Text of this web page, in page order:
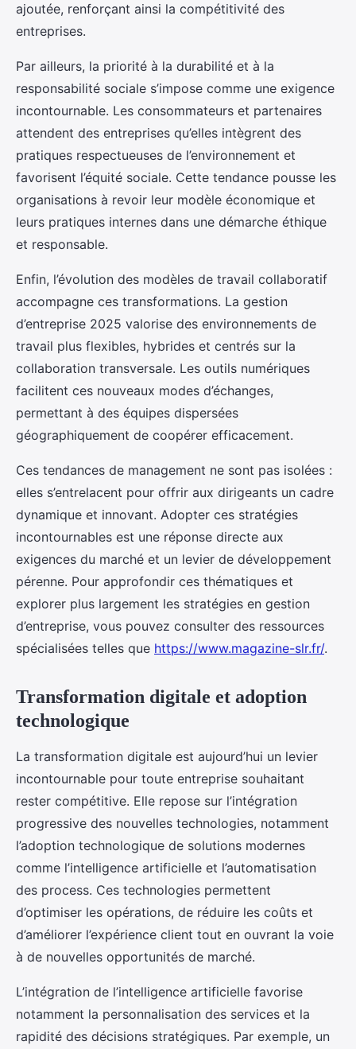
ajoutée, renforçant ainsi la compétitivité des
entreprises.
Par ailleurs, la priorité à la durabilité et à la
responsabilité sociale s’impose comme une exigence
incontournable. Les consommateurs et partenaires
attendent des entreprises qu’elles intègrent des
pratiques respectueuses de l’environnement et
favorisent l’équité sociale. Cette tendance pousse les
organisations à revoir leur modèle économique et
leurs pratiques internes dans une démarche éthique
et responsable.
Enfin, l’évolution des modèles de travail collaboratif
accompagne ces transformations. La gestion
d’entreprise 2025 valorise des environnements de
travail plus flexibles, hybrides et centrés sur la
collaboration transversale. Les outils numériques
facilitent ces nouveaux modes d’échanges,
permettant à des équipes dispersées
géographiquement de coopérer efficacement.
Ces tendances de management ne sont pas isolées :
elles s’entrelacent pour offrir aux dirigeants un cadre
dynamique et innovant. Adopter ces stratégies
incontournables est une réponse directe aux
exigences du marché et un levier de développement
pérenne. Pour approfondir ces thématiques et
explorer plus largement les stratégies en gestion
d’entreprise, vous pouvez consulter des ressources
spécialisées telles que https://www.magazine-slr.fr/.
Transformation digitale et adoption
technologique
La transformation digitale est aujourd’hui un levier
incontournable pour toute entreprise souhaitant
rester compétitive. Elle repose sur l’intégration
progressive des nouvelles technologies, notamment
l’adoption technologique de solutions modernes
comme l’intelligence artificielle et l’automatisation
des process. Ces technologies permettent
d’optimiser les opérations, de réduire les coûts et
d’améliorer l’expérience client tout en ouvrant la voie
à de nouvelles opportunités de marché.
L’intégration de l’intelligence artificielle favorise
notamment la personnalisation des services et la
rapidité des décisions stratégiques. Par exemple, un